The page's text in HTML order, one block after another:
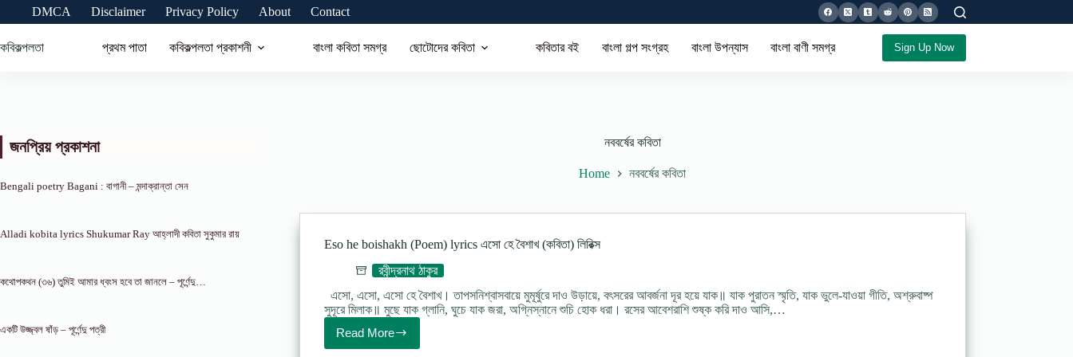
DMCA Disclaimer Privacy Policy About Contact
কবিকল্পলতা প্রথম পাতা কবিকল্পলতা প্রকাশনী বাংলা কবিতা সমগ্র ছোটোদের কবিতা কবিতার বই বাংলা গল্প সংগ্রহ বাংলা উপন্যাস বাংলা বাণী সমগ্র Sign Up Now
নববর্ষের কবিতা
Home নববর্ষের কবিতা
Eso he boishakh (Poem) lyrics এসো হে বৈশাখ (কবিতা) লিরিক্স
রবীন্দ্রনাথ ঠাকুর
এসো, এসো, এসো হে বৈশাখ। তাপসনিশ্বাসবায়ে মুমূর্ষুরে দাও উড়ায়ে, বৎসরের আবর্জনা দূর হয়ে যাক॥ যাক পুরাতন স্মৃতি, যাক ভুলে-যাওয়া গীতি, অশ্রুবাষ্প
সুদূরে মিলাক॥ মুছে যাক গ্লানি, ঘুচে যাক জরা, অগ্নিস্নানে শুচি হোক ধরা। রসের আবেশরাশি শুষ্ক করি দাও আসি,…
Read More
Eso
he
জনপ্রিয় প্রকাশনা
Bengali poetry Bagani : বাগানী – মন্দাক্রান্তা সেন
Alladi kobita lyrics Shukumar Ray আহ্লাদী কবিতা সুকুমার রায়
কথোপকথন (৩৬) তুমিই আমার ধ্বংস হবে তা জানলে – পূর্ণেন্দু…
একটি উজ্জ্বল ষাঁড় – পূর্ণেন্দু পত্রী